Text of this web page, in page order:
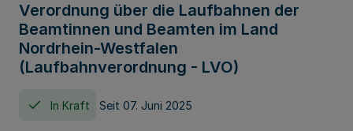
Verordnung über die Laufbahnen der
Beamtinnen und Beamten im Land
Nordrhein-Westfalen
(Laufbahnverordnung - LVO)
In Kraft Seit 07. Juni 2025